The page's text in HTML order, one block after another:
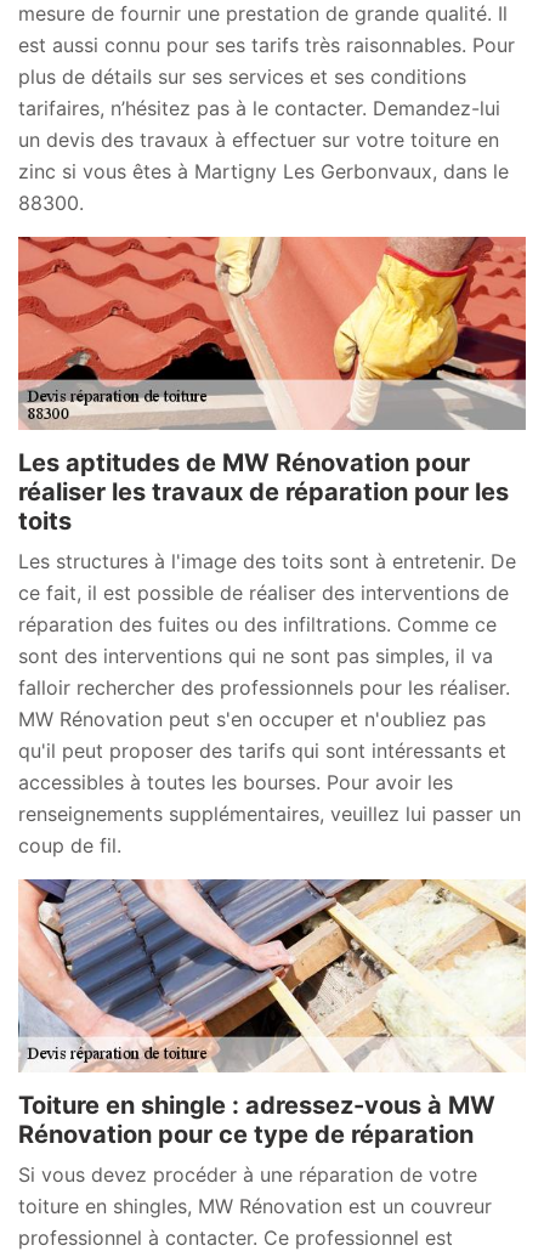
mesure de fournir une prestation de grande qualité. Il
est aussi connu pour ses tarifs très raisonnables. Pour
plus de détails sur ses services et ses conditions
tarifaires, n’hésitez pas à le contacter. Demandez-lui
un devis des travaux à effectuer sur votre toiture en
zinc si vous êtes à Martigny Les Gerbonvaux, dans le
88300.
Les aptitudes de MW Rénovation pour
réaliser les travaux de réparation pour les
toits
Les structures à l'image des toits sont à entretenir. De
ce fait, il est possible de réaliser des interventions de
réparation des fuites ou des infiltrations. Comme ce
sont des interventions qui ne sont pas simples, il va
falloir rechercher des professionnels pour les réaliser.
MW Rénovation peut s'en occuper et n'oubliez pas
qu'il peut proposer des tarifs qui sont intéressants et
accessibles à toutes les bourses. Pour avoir les
renseignements supplémentaires, veuillez lui passer un
coup de fil.
Toiture en shingle : adressez-vous à MW
Rénovation pour ce type de réparation
Si vous devez procéder à une réparation de votre
toiture en shingles, MW Rénovation est un couvreur
professionnel à contacter. Ce professionnel est